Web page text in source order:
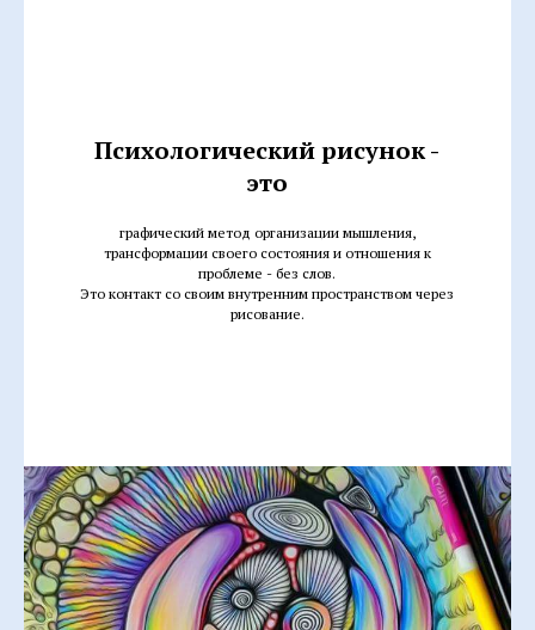
Психологический рисунок -
это
графический метод организации мышления,
трансформации своего состояния и отношения к
проблеме - без слов.
Это контакт со своим внутренним пространством через
рисование.